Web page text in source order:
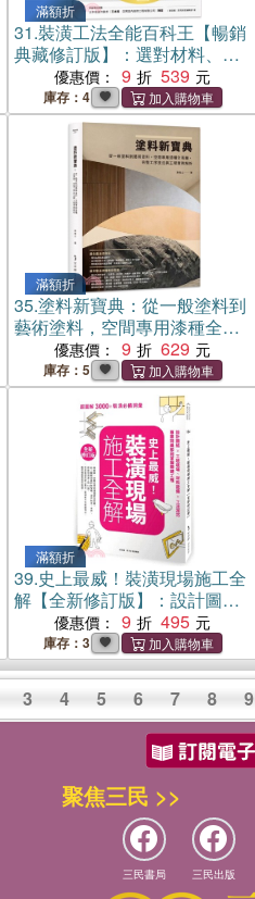
滿額折
31.裝潢工法全能百科王【暢銷
典藏修訂版】：選對材料、正
確工序、監工細節全圖解，一
次搞懂工程問題
優惠價： 9 539
庫存：4
滿額折
35.塗料新寶典：從一般塗料到
藝術塗料，空間專用漆種全蒐
羅，完整工序技法與工程實務
解析
優惠價： 9 629
庫存：5
滿額折
39.史上最威！裝潢現場施工全
解【全新修訂版】：設計圖紙×
工班現場、材料設備×工法技
巧，專業詞彙即刻掌握關鍵工
程
優惠價： 9 495
庫存：3
3 4 5 6 7 8 9
聚焦三民 >>
三民書局 三民出版